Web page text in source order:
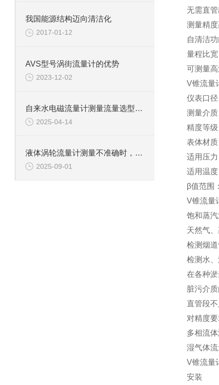
我国能源结构迈向清洁化
2017-01-12
AVS型号涡街流量计的优势
2023-12-02
自来水电磁流量计测量流量选型方法及注意事项
2025-04-14
液体涡轮流量计测量不准确时，应注意什么？
2025-09-01
无需直
测量精
自清洁
量程比
可测量
V锥流量
仪表口
测量介
精度等
表体材
适用压
适用温
β值范围
V锥流量
饱和蒸
天然气
检测烟
检测水
在各种
脏污介
直管段
对精度
多相流
湿气体
V锥流量
安装